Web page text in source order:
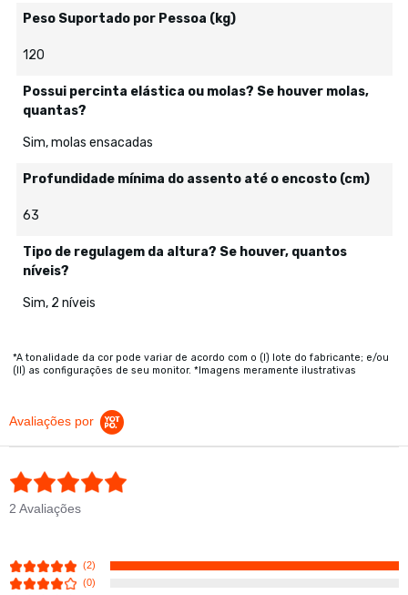
Peso Suportado por Pessoa (kg)
120
Possui percinta elástica ou molas? Se houver molas,
quantas?
Sim, molas ensacadas
Profundidade mínima do assento até o encosto (cm)
63
Tipo de regulagem da altura? Se houver, quantos
níveis?
Sim, 2 níveis
*A tonalidade da cor pode variar de acordo com o (I) lote do fabricante; e/ou
(II) as configurações de seu monitor. *Imagens meramente ilustrativas
Avaliações por
2 Avaliações
(2)
(0)